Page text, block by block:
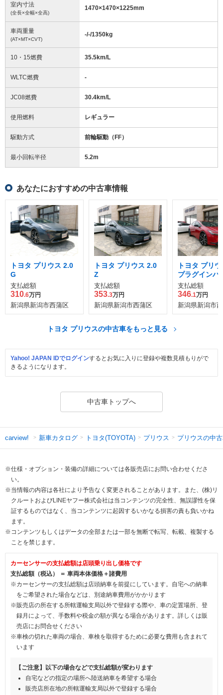
室内寸法
(全長×全幅×全高)
1470×1470×1225mm
車両重量
(AT×MT×CVT)
-/-/1350kg
10・15燃費 35.5km/L
WLTC燃費 -
JC08燃費 30.4km/L
使用燃料 レギュラー
駆動方式 前輪駆動（FF）
最小回転半径 5.2m
あなたにおすすめの中古車情報
トヨタ プリウス 2.0
G
支払総額
310.6万円
新潟県新潟市西蒲区
トヨタ プリウス 2.0
Z
支払総額
353.3万円
新潟県新潟市西蒲区
トヨタ プリ
プラグインハ
ッド Z
支払総額
346.1万円
新潟県新潟市
トヨタ プリウスの中古車をもっと見る
Yahoo! JAPAN IDでログインするとお気に入りに登録や複数見積もりがで
きるようになります。
中古車トップへ
carview! 新車カタログ トヨタ(TOYOTA) プリウス プリウスの中
※仕様・オプション・装備の詳細については各販売店にお問い合わせくださ
い。
※当情報の内容は各社により予告なく変更されることがあります。また、(株)リ
クルートおよびLINEヤフー株式会社は当コンテンツの完全性、無誤謬性を保
証するものではなく、当コンテンツに起因するいかなる損害の責も負いかね
ます。
※コンテンツもしくはデータの全部または一部を無断で転写、転載、複製する
ことを禁じます。
カーセンサーの支払総額は店頭乗り出し価格です
支払総額（税込） ＝ 車両本体価格＋諸費用
※カーセンサーの支払総額は店頭納車を前提にしています。自宅への納車
をご希望された場合などは、別途納車費用がかかります
※販売店の所在する所轄運輸支局以外で登録する際や、車の定置場所、登
録月によって、手数料や税金の額が異なる場合があります。詳しくは販
売店にお問合せください
※車検の切れた車両の場合、車検を取得するために必要な費用も含まれて
います
【ご注意】以下の場合などで支払総額が変わります
自宅などの指定の場所へ陸送納車を希望する場合
販売店所在地の所轄運輸支局以外で登録する場合